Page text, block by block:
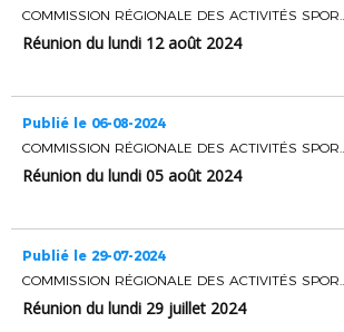
COMMISSION
Réunion du lundi 12 août 2024
Publié le 06-08-2024
COMMISSION
Réunion du lundi 05 août 2024
Publié le 29-07-2024
COMMISSION
Réunion du lundi 29 juillet 2024